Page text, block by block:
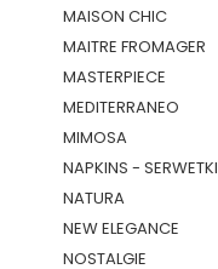
MAISON CHIC
MAITRE FROMAGER
MASTERPIECE
MEDITERRANEO
MIMOSA
NAPKINS - SERWETKI
NATURA
NEW ELEGANCE
NOSTALGIE